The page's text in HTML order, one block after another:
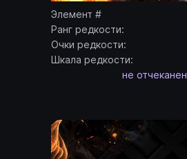
Элемент #
Ранг редкости:
Очки редкости:
Шкала редкости:
не отчеканен